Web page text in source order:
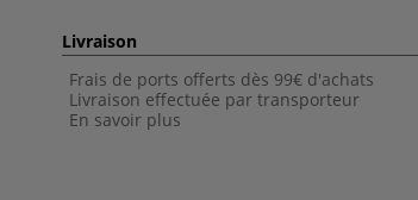
Livraison
Frais de ports offerts dès 99€ d'achats
Livraison effectuée par transporteur
En savoir plus